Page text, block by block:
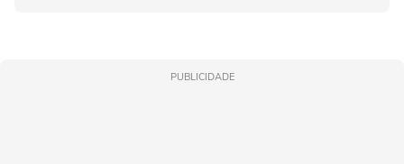
PUBLICIDADE